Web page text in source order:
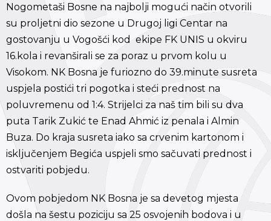
Nogometaši Bosne na najbolji mogući način otvorili
su proljetni dio sezone u Drugoj ligi Centar na
gostovanju u Vogošći kod ekipe FK UNIS u okviru
16.kola i revanširali se za poraz u prvom kolu u
Visokom. NK Bosna je furiozno do 39.minute susreta
uspjela postići tri pogotka i steći prednost na
poluvremenu od 1:4. Strijelci za naš tim bili su dva
puta Tarik Zukić te Enad Ahmić iz penala i Almin
Buza. Do kraja susreta iako sa crvenim kartonom i
isključenjem Begića uspjeli smo sačuvati prednost i
ostvariti pobjedu.
Ovom pobjedom NK Bosna je sa devetog mjesta
došla na šestu poziciju sa 25 osvojenih bodova i u